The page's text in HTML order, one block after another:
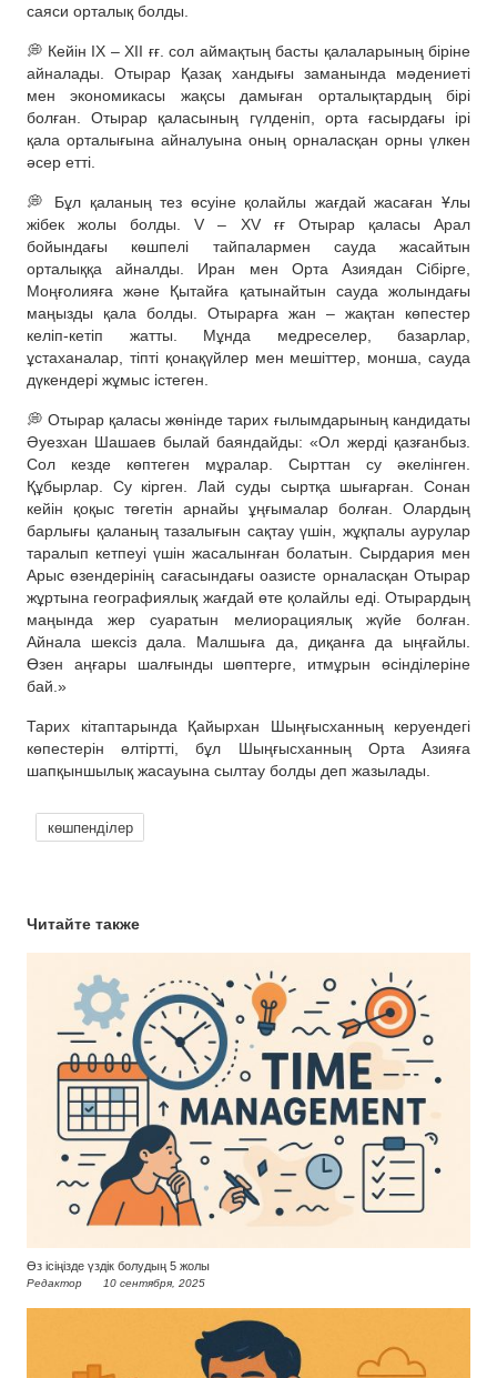
саяси орталық болды.
💭 Кейін ІХ – ХІІ ғғ. сол аймақтың басты қалаларының біріне
айналады. Отырар Қазақ хандығы заманында мәдениеті
мен экономикасы жақсы дамыған орталықтардың бірі
болған. Отырар қаласының гүлденіп, орта ғасырдағы ірі
қала орталығына айналуына оның орналасқан орны үлкен
әсер етті.
💭 Бұл қаланың тез өсуіне қолайлы жағдай жасаған Ұлы
жібек жолы болды. V – ХV ғғ Отырар қаласы Арал
бойындағы көшпелі тайпалармен сауда жасайтын
орталыққа айналды. Иран мен Орта Азиядан Сібірге,
Моңғолияға және Қытайға қатынайтын сауда жолындағы
маңызды қала болды. Отырарға жан – жақтан көпестер
келіп-кетіп жатты. Мұнда медреселер, базарлар,
ұстаханалар, тіпті қонақүйлер мен мешіттер, монша, сауда
дүкендері жұмыс істеген.
💭 Отырар қаласы жөнінде тарих ғылымдарының кандидаты
Әуезхан Шашаев былай баяндайды: «Ол жерді қазғанбыз.
Сол кезде көптеген мұралар. Сырттан су әкелінген.
Құбырлар. Су кірген. Лай суды сыртқа шығарған. Сонан
кейін қоқыс төгетін арнайы ұңғымалар болған. Олардың
барлығы қаланың тазалығын сақтау үшін, жұқпалы аурулар
таралып кетпеуі үшін жасалынған болатын. Сырдария мен
Арыс өзендерінің сағасындағы оазисте орналасқан Отырар
жұртына географиялық жағдай өте қолайлы еді. Отырардың
маңында жер суаратын мелиорациялық жүйе болған.
Айнала шексіз дала. Малшыға да, диқанға да ыңғайлы.
Өзен аңғары шалғынды шөптерге, итмұрын өсінділеріне
бай.»
Тарих кітаптарында Қайырхан Шыңғысханның керуендегі
көпестерін өлтіртті, бұл Шыңғысханның Орта Азияға
шапқыншылық жасауына сылтау болды деп жазылады.
көшпенділер
Читайте также
Өз ісіңізде үздік болудың 5 жолы
Редактор 10 сентября, 2025